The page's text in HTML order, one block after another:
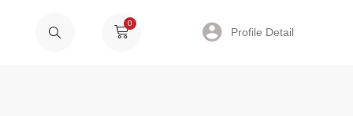
0
Profile Detail